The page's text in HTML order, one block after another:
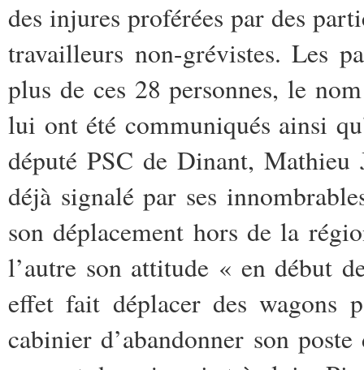
des injures proférées par des
travailleurs non-grévistes. Les
plus de ces 28 personnes, le
lui ont été communiqués ainsi
député PSC de Dinant, Mathieu
déjà signalé par ses
son déplacement hors de la
l’autre son attitude « en début
effet fait déplacer des wagons
cabinier d’abandonner son